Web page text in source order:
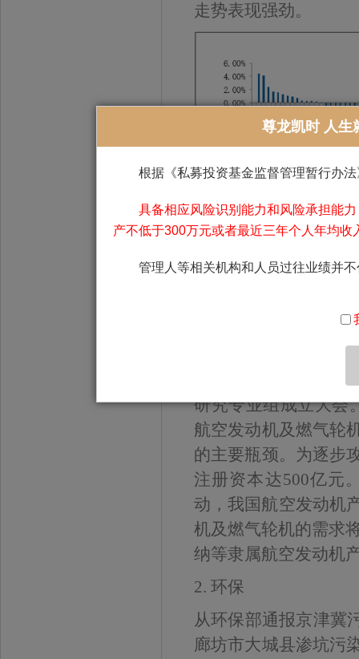
走势表现强劲。
基础研究工作，
研究专业组成立大会
航空发动机及燃气轮
的主要瓶颈。为逐步
注册资本达500亿元
动，我国航空发动机
机及燃气轮机的需求
纳等隶属航空发动机
2. 环保
从环保部通报京津冀
廊坊市大城县渗坑污
尊龙凯时 人生
根据《私募投资基金监督管理暂行办
具备相应风险识别能力和风险承担能
产不低于300万元或者最近三年个人年均收
管理人等相关机构和人员过往业绩并